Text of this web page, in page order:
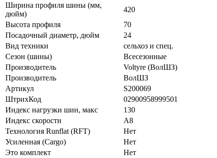
Ширина профиля шины (мм,
дюйм)
420
Высота профиля
70
Посадочный диаметр, дюйм
24
Вид техники
сельхоз и спец.
Сезон (шины)
Всесезонные
Производитель
Voltyre (ВолШЗ)
Производитель
ВолШЗ
Артикул
S200069
ШтрихКод
02900958999501
Индекс нагрузки шин, макс
130
Индекс скорости
A8
Технология Runflat (RFT)
Нет
Усиленная (Cargo)
Нет
Это комплект
Нет